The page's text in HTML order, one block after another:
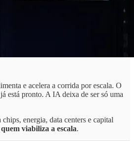
e acelera a corrida por escala. O
está pronto. A IA deixa de ser só uma
energia, data centers e capital
viabiliza a escala.